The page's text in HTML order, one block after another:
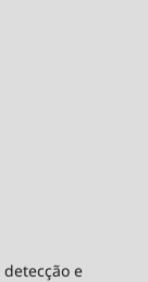
e